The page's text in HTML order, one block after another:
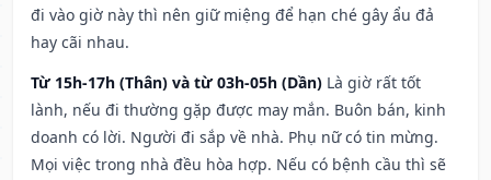
đi vào giờ này thì nên giữ miệng để hạn ché gây ẩu đả
hay cãi nhau.
Từ 15h-17h (Thân) và từ 03h-05h (Dần) Là giờ rất tốt
lành, nếu đi thường gặp được may mắn. Buôn bán, kinh
doanh có lời. Người đi sắp về nhà. Phụ nữ có tin mừng.
Mọi việc trong nhà đều hòa hợp. Nếu có bệnh cầu thì sẽ